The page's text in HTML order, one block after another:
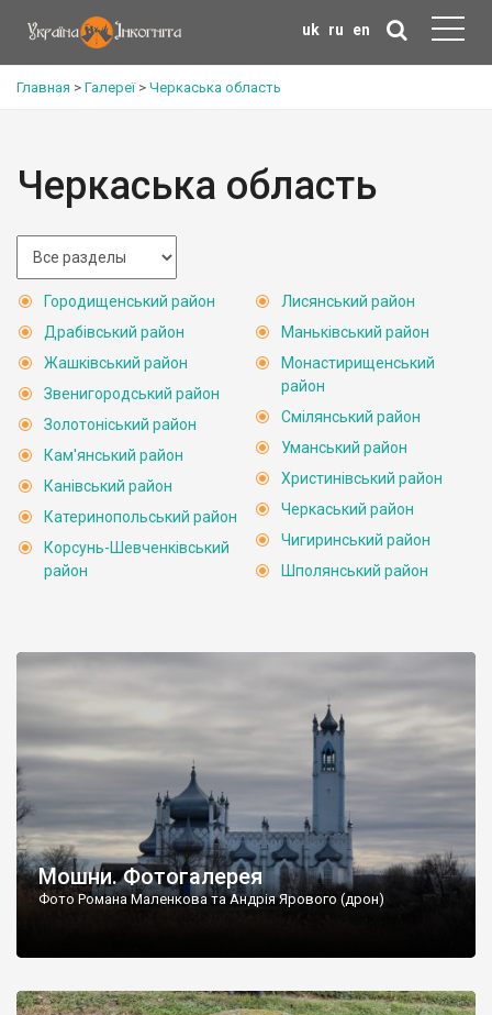
uk ru en
Главная > Галереї> Черкаська область
Черкаська область
Городищенський район
Драбівський район
Жашківський район
Звенигородський район
Золотоніський район
Кам'янський район
Канівський район
Катеринопольський район
Корсунь-Шевченківський
район
Лисянський район
Маньківський район
Монастирищенський
район
Смілянський район
Уманський район
Христинівський район
Черкаський район
Чигиринський район
Шполянський район
Мошни. Фотогалерея
Фото Романа Маленкова та Андрія Ярового (дрон)